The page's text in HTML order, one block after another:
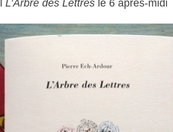
L’Arbre des Lettres le 6 après-midi